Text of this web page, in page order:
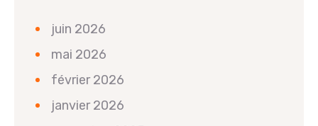
juin 2026
mai 2026
février 2026
janvier 2026